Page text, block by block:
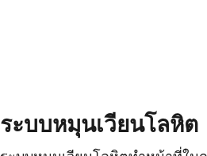
ระบบหมุนเวียนโลหิต